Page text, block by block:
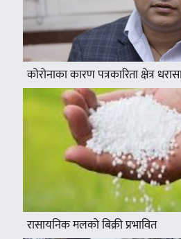
कोरोनाका कारण पत्रकारिता क्षेत्र
रासायनिक मलको बिक्री प्रभावित